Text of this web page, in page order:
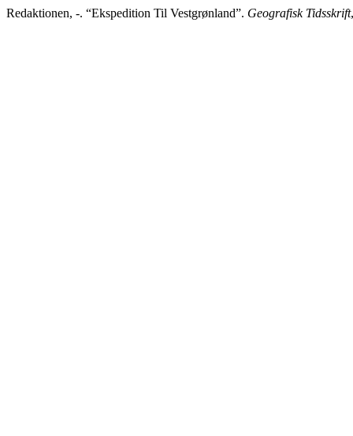
Redaktionen, -. “Ekspedition Til Vestgrønland”. Geografisk Tidsskrift